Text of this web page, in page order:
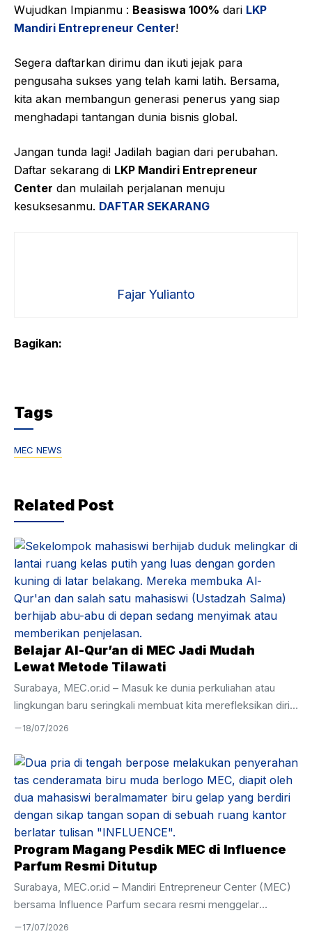
Wujudkan Impianmu : Beasiswa 100% dari LKP
Mandiri Entrepreneur Center!
Segera daftarkan dirimu dan ikuti jejak para
pengusaha sukses yang telah kami latih. Bersama,
kita akan membangun generasi penerus yang siap
menghadapi tantangan dunia bisnis global.
Jangan tunda lagi! Jadilah bagian dari perubahan.
Daftar sekarang di LKP Mandiri Entrepreneur
Center dan mulailah perjalanan menuju
kesuksesanmu. DAFTAR SEKARANG
Fajar Yulianto
Bagikan:
Tags
MEC NEWS
Related Post
Belajar Al-Qur’an di MEC Jadi Mudah
Lewat Metode Tilawati
Surabaya, MEC.or.id – Masuk ke dunia perkuliahan atau
lingkungan baru seringkali membuat kita merefleksikan diri,
termasuk dalam urusan ibadah. Banyak dari kita yang
kemampuan membaca Al-Qur’an masih terbata-bata. Rasa
malu akhirnya menjadi penghambat utama untuk mulai
belajar lagi. Pengalaman berbeda justru dirasakan oleh para
peserta di Mandiri Entrepreneur Center (MEC). Di sini,
keterbatasan masa lalu bukan alasan untuk menghentikan
perkembangan. Melalui program keagamaan yang intensif,
belajar Al-Qur’an di MEC menjadi momen titik ...
18/07/2026
Program Magang Pesdik MEC di Influence
Parfum Resmi Ditutup
Surabaya, MEC.or.id – Mandiri Entrepreneur Center (MEC)
bersama Influence Parfum secara resmi menggelar
Penutupan Magang Influence Parfum pada Selasa, 7 Juli
17/07/2026